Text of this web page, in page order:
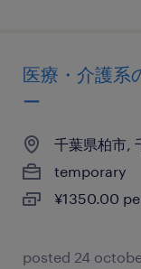
医療・介護系
ー
千葉県柏市,
temporary
¥1350.00
posted 24